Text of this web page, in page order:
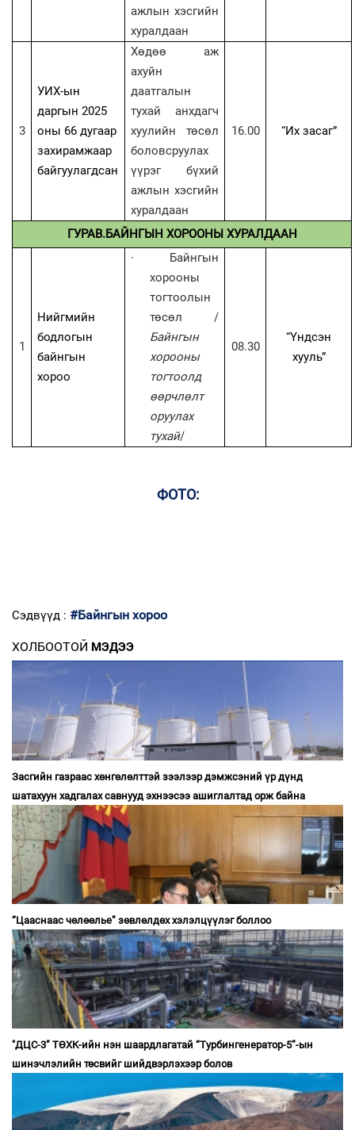
ажлын хэсгийн
хуралдаан
3
УИХ-ын
даргын 2025
оны 66 дугаар
захирамжаар
байгуулагдсан
Хөдөө аж
ахуйн
даатгалын
тухай анхдагч
хуулийн төсөл
боловсруулах
үүрэг бүхий
ажлын хэсгийн
хуралдаан
16.00 “Их засаг”
ГУРАВ.БАЙНГЫН ХОРООНЫ ХУРАЛДААН
1
Нийгмийн
бодлогын
байнгын
хороо
·
Байнгын
хорооны
тогтоолын
төсөл /
Байнгын
хорооны
тогтоолд
өөрчлөлт
оруулах
тухай/
08.30
“Үндсэн
хууль”
ФОТО:
Сэдвүүд : #Байнгын хороо
ХОЛБООТОЙ МЭДЭЭ
Засгийн газраас хөнгөлөлттэй зээлээр дэмжсэний үр дүнд
шатахуун хадгалах савнууд эхнээсээ ашиглалтад орж байна
“Цааснаас чөлөөлье” зөвлөлдөх хэлэлцүүлэг боллоо
"ДЦС-3” ТӨХК-ийн нэн шаардлагатай “Турбингенератор-5”-ын
шинэчлэлийн төсвийг шийдвэрлэхээр болов